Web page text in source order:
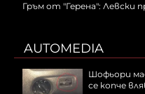
Гръм от "Герена": Левски
AUTOMEDIA
Шофьори
се копче